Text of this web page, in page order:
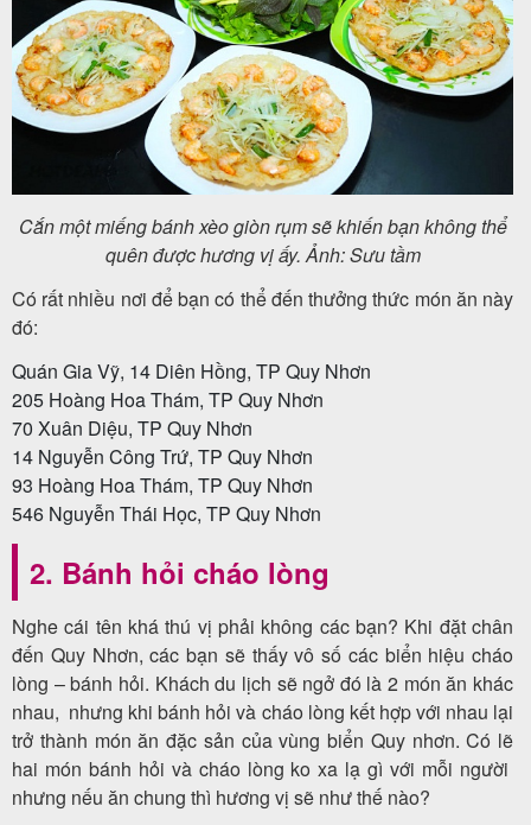
Cắn một miếng bánh xèo giòn rụm sẽ khiến bạn không thể
quên được hương vị ấy. Ảnh: Sưu tầm
Có rất nhiều nơi để bạn có thể đến thưởng thức món ăn này
đó:
Quán Gia Vỹ, 14 Diên Hồng, TP Quy Nhơn
205 Hoàng Hoa Thám, TP Quy Nhơn
70 Xuân Diệu, TP Quy Nhơn
14 Nguyễn Công Trứ, TP Quy Nhơn
93 Hoàng Hoa Thám, TP Quy Nhơn
546 Nguyễn Thái Học, TP Quy Nhơn
2. Bánh hỏi cháo lòng
Nghe cái tên khá thú vị phải không các bạn? Khi đặt chân
đến Quy Nhơn, các bạn sẽ thấy vô số các biển hiệu cháo
lòng – bánh hỏi. Khách du lịch sẽ ngở đó là 2 món ăn khác
nhau, nhưng khi bánh hỏi và cháo lòng kết hợp với nhau lại
trở thành món ăn đặc sản của vùng biển Quy nhơn. Có lẽ
hai món bánh hỏi và cháo lòng ko xa lạ gì với mỗi người
nhưng nếu ăn chung thì hương vị sẽ như thế nào?